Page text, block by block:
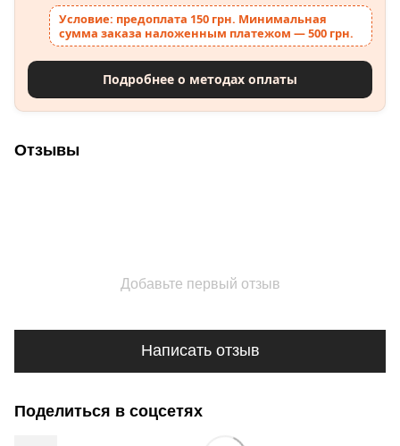
Условие: предоплата 150 грн. Минимальная
сумма заказа наложенным платежом — 500 грн.
Подробнее о методах оплаты
Отзывы
Добавьте первый отзыв
Написать отзыв
Поделиться в соцсетях